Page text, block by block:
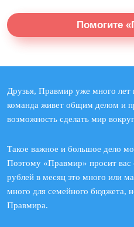
Помогите
Друзья, Правмир уже много лет
команда живет общим делом и
возможность сделать мир
Такое важное и большое дело
Поэтому «Правмир» просит
рублей в месяц это много или
много для семейного бюджета,
Правмира.